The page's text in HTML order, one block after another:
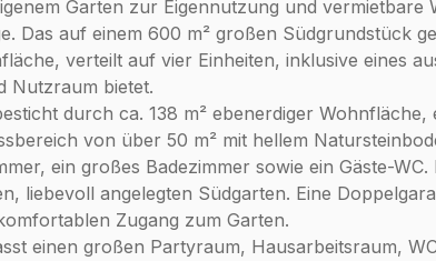
Garten zur Eigennutzung und vermietbare
Das auf einem 600 m² großen Südgrundstück
verteilt auf vier Einheiten, inklusive eines
Nutzraum bietet.
durch ca. 138 m² ebenerdiger Wohnfläche,
von über 50 m² mit hellem
ein großes Badezimmer sowie ein Gäste-
liebevoll angelegten Südgarten. Eine
Zugang zum Garten.
einen großen Partyraum, Hausarbeitsraum,